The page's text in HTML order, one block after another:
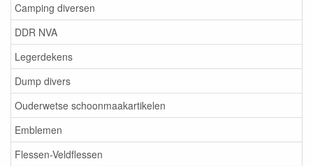
Camping diversen
DDR NVA
Legerdekens
Dump divers
Ouderwetse schoonmaakartikelen
Emblemen
Flessen-Veldflessen